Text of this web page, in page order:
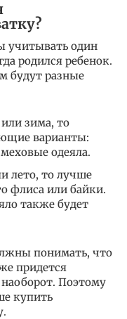
учитывать один
родился ребенок.
будут разные
зима, то
варианты:
одеяла.
лето, то лучше
флиса или байки.
также будет
понимать, что
придется
Поэтому
купить